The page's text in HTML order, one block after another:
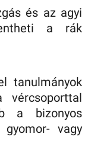
és az agyi
a rák
tanulmányok
a bizonyos
vagy